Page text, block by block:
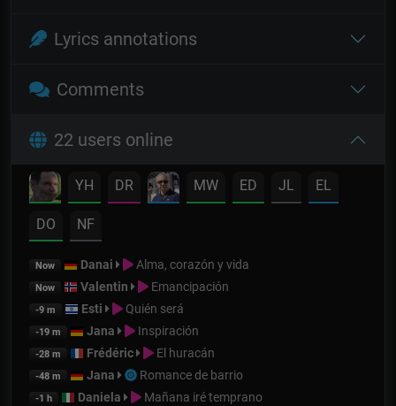
Lyrics annotations
Comments
22 users online
YH DR MW ED JL EL
DO NF
Now Danai Alma, corazón y vida
Now Valentin Emancipación
-9 m Esti Quién será
-19 m Jana Inspiración
-28 m Frédéric El huracán
-48 m Jana Romance de barrio
-1 h Daniela Mañana iré temprano